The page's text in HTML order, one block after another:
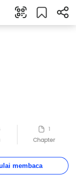
1
Chapter
membaca